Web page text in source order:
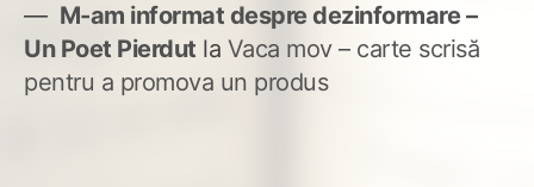
M-am informat despre dezinformare –
Un Poet Pierdut la Vaca mov – carte scrisă
pentru a promova un produs